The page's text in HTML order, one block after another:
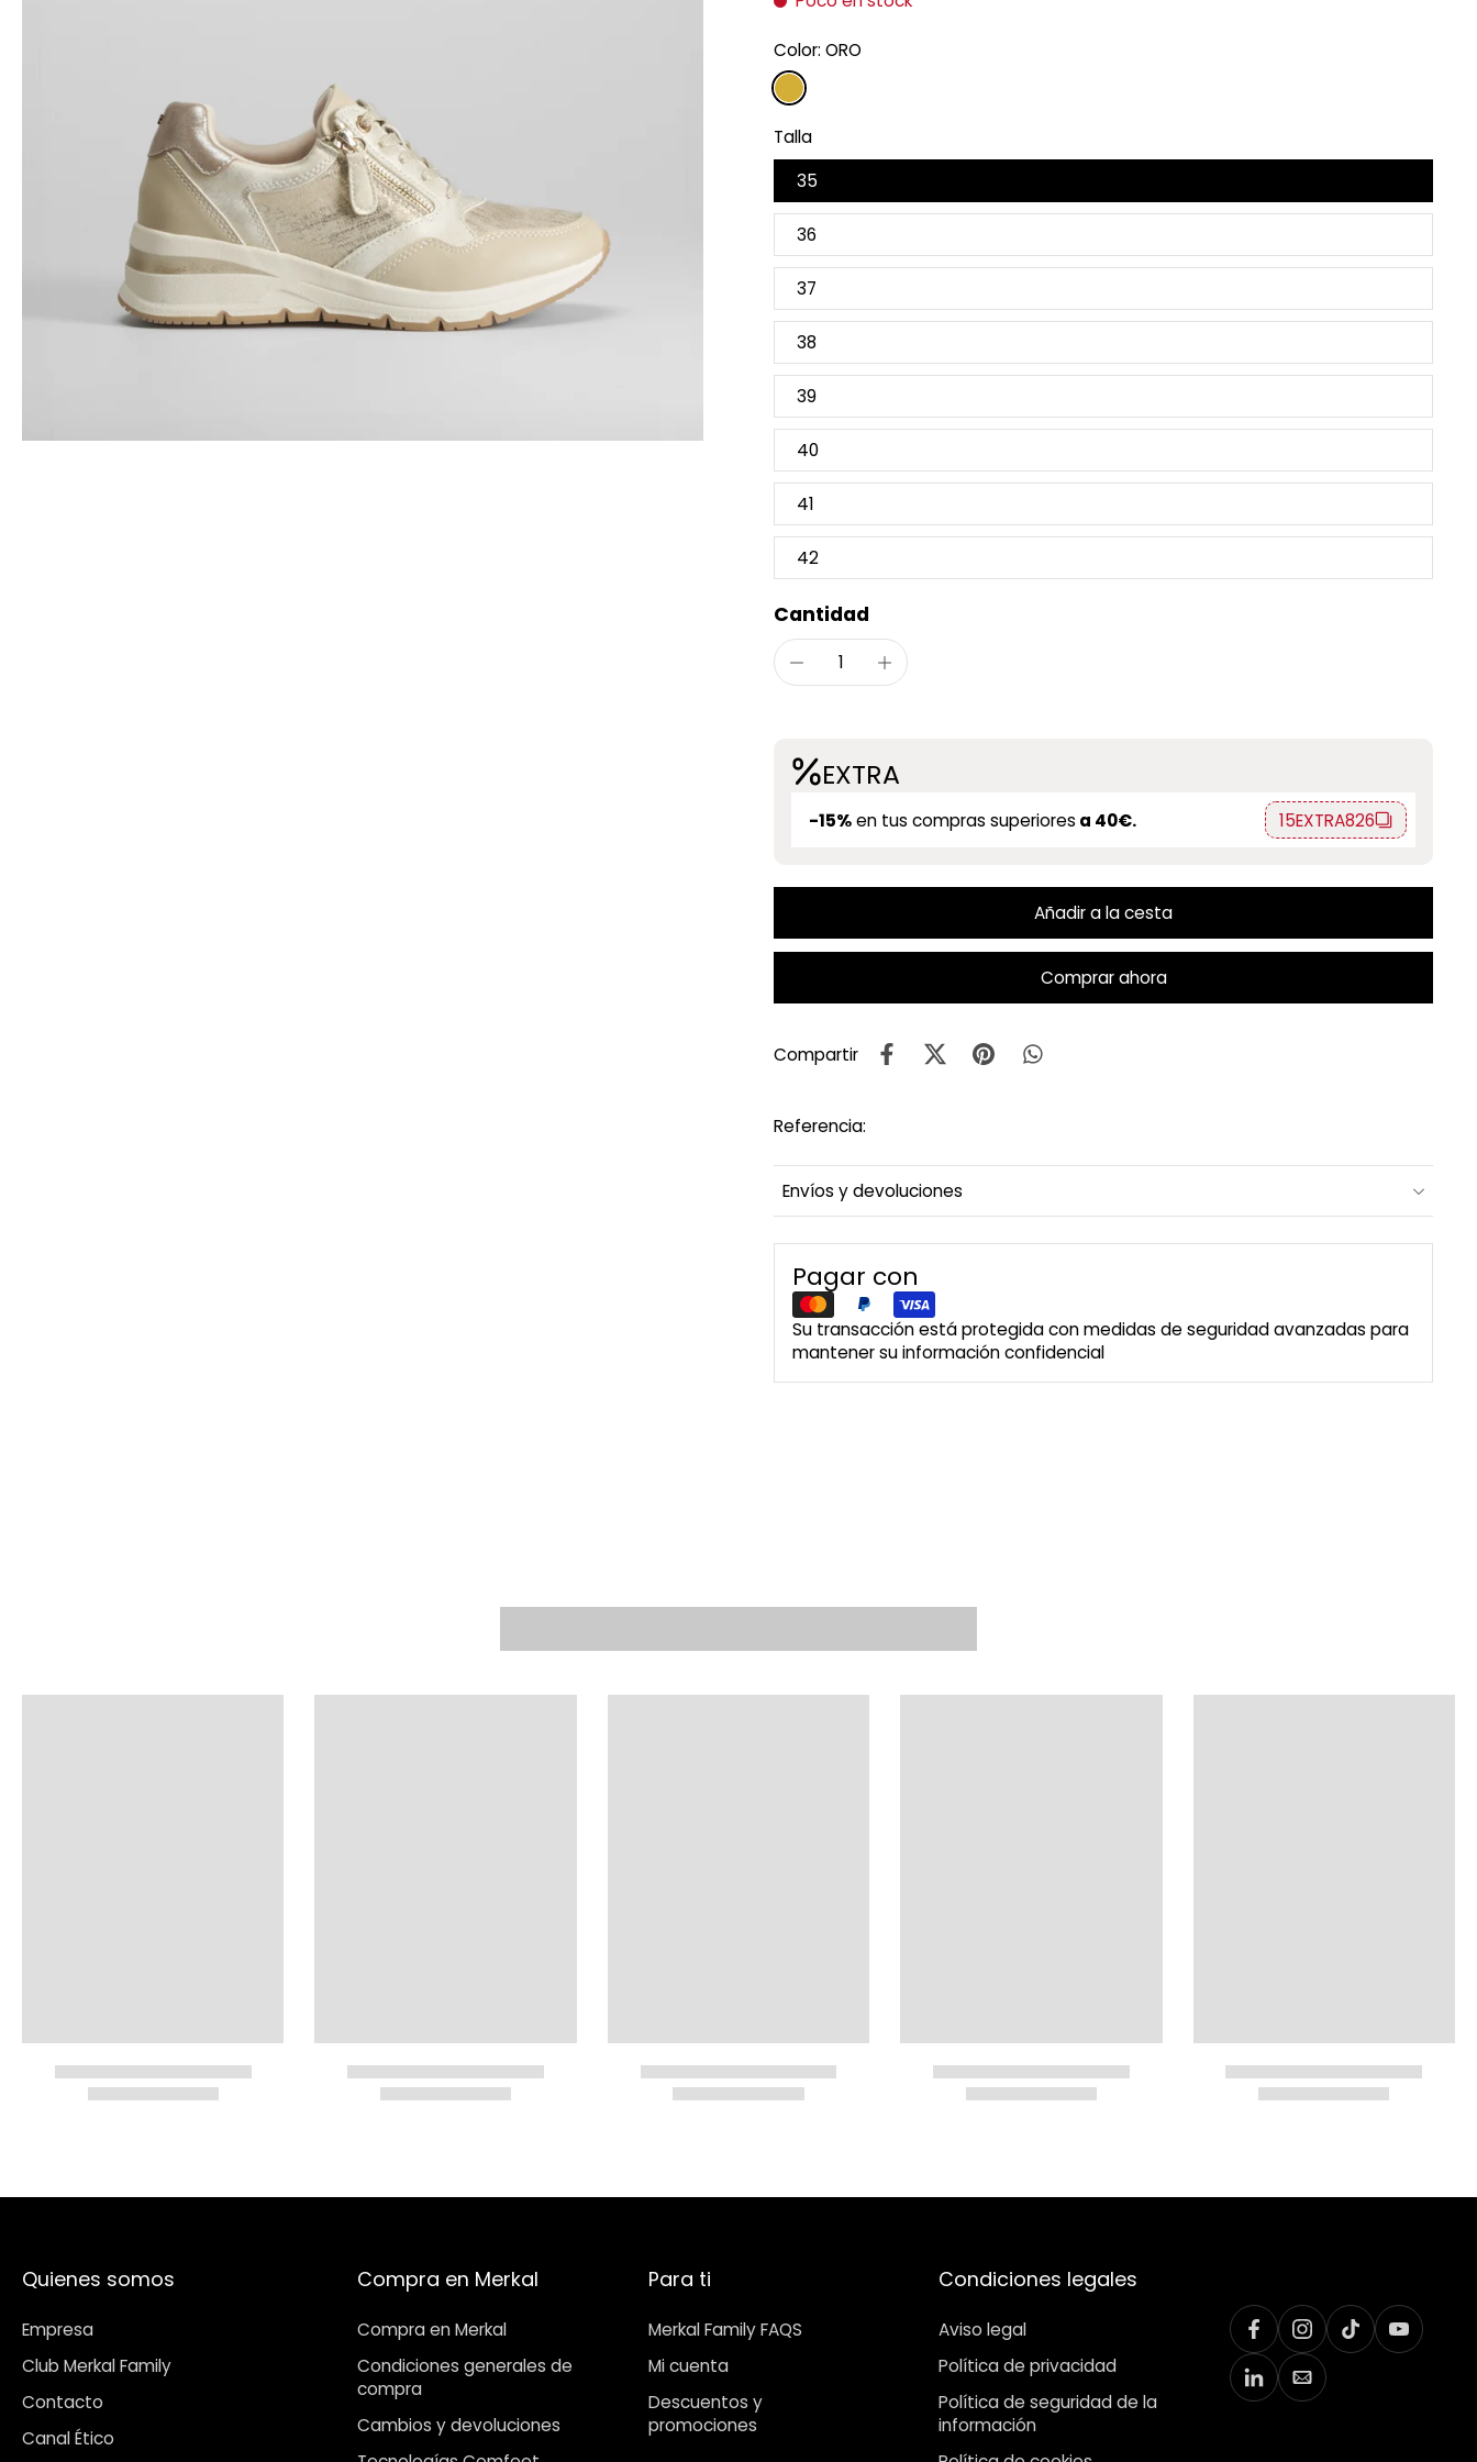
Color: ORO
Talla
35
36
37
38
39
40
41
42
Cantidad
EXTRA
-15%en tus compras superiores a 40€. 15EXTRA826
Añadir a la cesta
Comprar ahora
Compartir
Referencia:
Envíos y devoluciones
Pagar con
Su transacción está protegida con medidas de seguridad avanzadas para
mantener su información confidencial
Quienes somos
Empresa
Club Merkal Family
Contacto
Canal Ético
Compra en Merkal
Compra en Merkal
Condiciones generales de
compra
Cambios y devoluciones
Para ti
Merkal Family FAQS
Mi cuenta
Descuentos y
promociones
Condiciones legales
Aviso legal
Política de privacidad
Política de seguridad de la
información